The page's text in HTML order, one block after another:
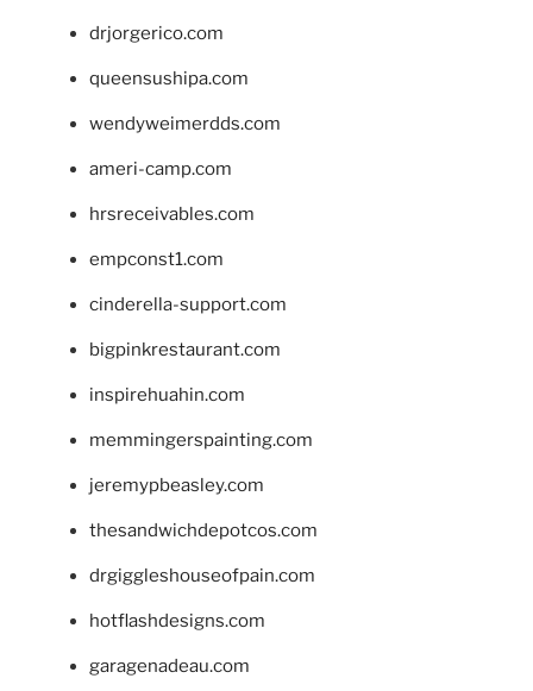
drjorgerico.com
queensushipa.com
wendyweimerdds.com
ameri-camp.com
hrsreceivables.com
empconst1.com
cinderella-support.com
bigpinkrestaurant.com
inspirehuahin.com
memmingerspainting.com
jeremypbeasley.com
thesandwichdepotcos.com
drgiggleshouseofpain.com
hotflashdesigns.com
garagenadeau.com